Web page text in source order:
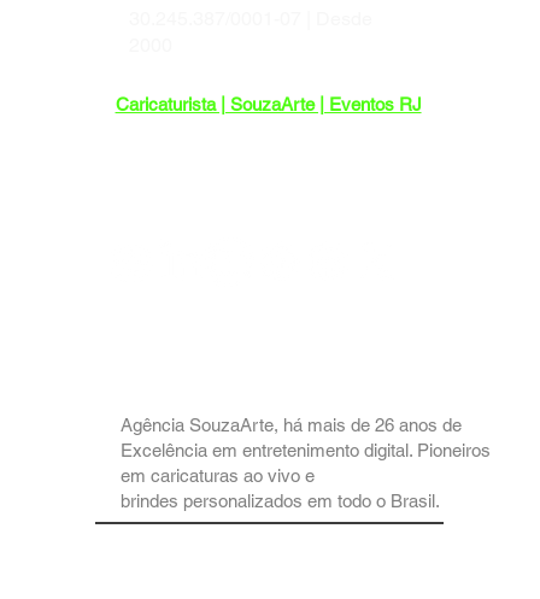
Agência SouzaArte, há mais de 26 anos de
Excelência em entretenimento digital. Pioneiros
em caricaturas ao vivo e
brindes personalizados em todo o Brasil.
Caricaturista | SouzaArte | Eventos RJ